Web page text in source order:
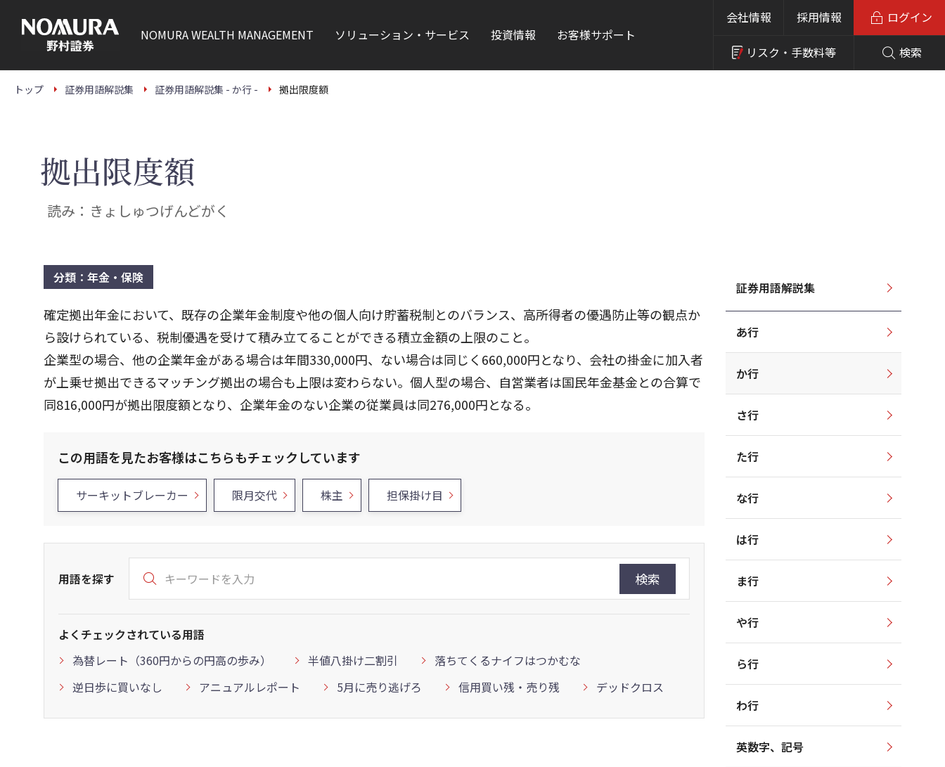
本
NOMURAWEALTH MANAGEMENT ソリューション・サービス 投資情報 お客様サポート
会社情報 採用情報
リスク・ 手数料等 検索
ログイン
トップ 証券用語解説集 証券用語解説集 - か行 - 拠出限度額
拠出限度額
読み：きょしゅつげんどがく
分類：年金・保険
確定拠出年金において、既存の企業年金制度や他の個人向け貯蓄税制とのバランス、高所得者の優遇防止等の観点か
ら設けられている、税制優遇を受けて積み立てることができる積立金額の上限のこと。
企業型の場合、他の企業年金がある場合は年間330,000円、ない場合は同じく660,000円となり、会社の掛金に加入者
が上乗せ拠出できるマッチング拠出の場合も上限は変わらない。個人型の場合、自営業者は国民年金基金との合算で
同816,000円が拠出限度額となり、企業年金のない企業の従業員は同276,000円となる。
この用語を見たお客様はこちらもチェックしています
サーキットブレーカー 限月交代 株主 担保掛け目
用語を探す 検索
よくチェックされている用語
為替レート（360円からの円高の歩み）
半値八掛け二割引
落ちてくるナイフはつかむな
逆日歩に買いなし
アニュアルレポート 5月に売り逃げろ 信用買い残・売り残 デッドクロス
証券用語解説集
あ行
か行
さ行
た行
な行
は行
ま行
や行
ら行
わ行
英数字、記号